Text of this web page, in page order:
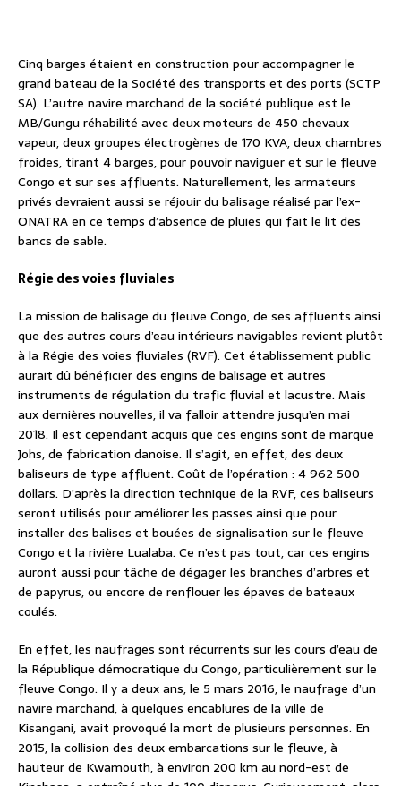
Cinq barges étaient en construction pour accompagner le
grand bateau de la Société des transports et des ports (SCTP
SA). L’autre navire marchand de la société publique est le
MB/Gungu réhabilité avec deux moteurs de 450 chevaux
vapeur, deux groupes électrogènes de 170 KVA, deux chambres
froides, tirant 4 barges, pour pouvoir naviguer et sur le fleuve
Congo et sur ses affluents. Naturellement, les armateurs
privés devraient aussi se réjouir du balisage réalisé par l’ex-
ONATRA en ce temps d’absence de pluies qui fait le lit des
bancs de sable.
Régie des voies fluviales
La mission de balisage du fleuve Congo, de ses affluents ainsi
que des autres cours d’eau intérieurs navigables revient plutôt
à la Régie des voies fluviales (RVF). Cet établissement public
aurait dû bénéficier des engins de balisage et autres
instruments de régulation du trafic fluvial et lacustre. Mais
aux dernières nouvelles, il va falloir attendre jusqu’en mai
2018. Il est cependant acquis que ces engins sont de marque
Johs, de fabrication danoise. Il s’agit, en effet, des deux
baliseurs de type affluent. Coût de l’opération : 4 962 500
dollars. D’après la direction technique de la RVF, ces baliseurs
seront utilisés pour améliorer les passes ainsi que pour
installer des balises et bouées de signalisation sur le fleuve
Congo et la rivière Lualaba. Ce n’est pas tout, car ces engins
auront aussi pour tâche de dégager les branches d’arbres et
de papyrus, ou encore de renflouer les épaves de bateaux
coulés.
En effet, les naufrages sont récurrents sur les cours d’eau de
la République démocratique du Congo, particulièrement sur le
fleuve Congo. Il y a deux ans, le 5 mars 2016, le naufrage d’un
navire marchand, à quelques encablures de la ville de
Kisangani, avait provoqué la mort de plusieurs personnes. En
2015, la collision des deux embarcations sur le fleuve, à
hauteur de Kwamouth, à environ 200 km au nord-est de